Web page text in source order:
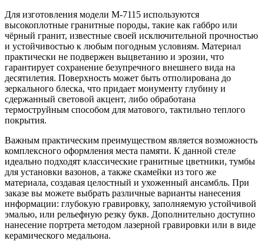
Для изготовления модели М-7115 используются
высокоплотные гранитные породы, такие как габбро или
чёрный гранит, известные своей исключительной прочностью
и устойчивостью к любым погодным условиям. Материал
практически не подвержен выцветанию и эрозии, что
гарантирует сохранение безупречного внешнего вида на
десятилетия. Поверхность может быть отполирована до
зеркального блеска, что придает монументу глубину и
сдержанный световой акцент, либо обработана
термоструйным способом для матового, тактильно теплого
покрытия.
Важным практическим преимуществом является возможность
комплексного оформления места памяти. К данной стеле
идеально подходят классические гранитные цветники, тумбы
для установки вазонов, а также скамейки из того же
материала, создавая целостный и ухоженный ансамбль. При
заказе вы можете выбрать различные варианты нанесения
информации: глубокую гравировку, заполняемую устойчивой
эмалью, или рельефную резку букв. Дополнительно доступно
нанесение портрета методом лазерной гравировки или в виде
керамического медальона.